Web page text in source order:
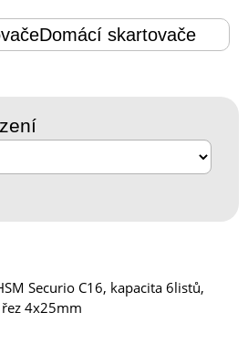
Domácí skartovače